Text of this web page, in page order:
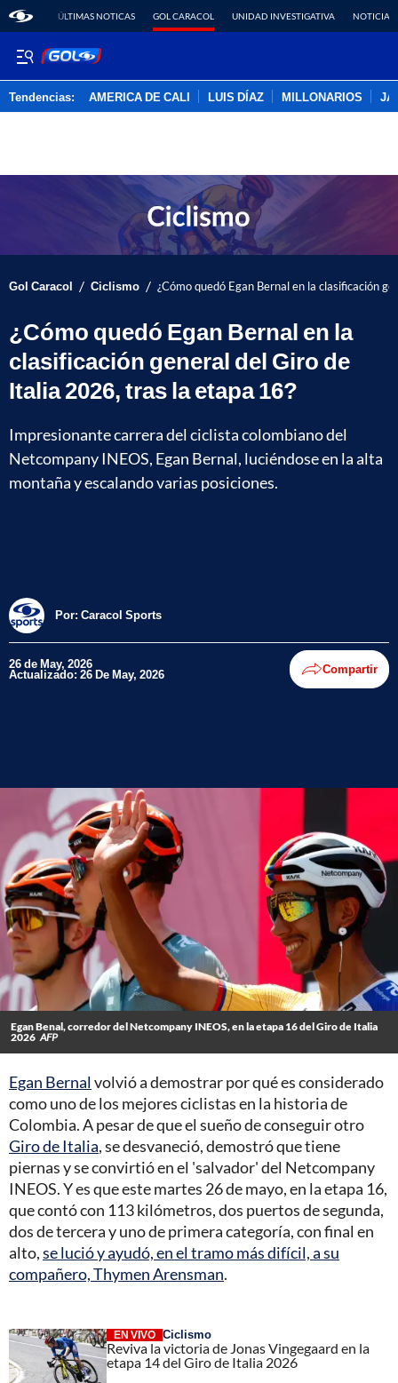
ÚLTIMAS NOTICAS GOL CARACOL UNIDAD INVESTIGATIVA NOTICIAS
Tendencias: AMERICA DE CALI LUIS DÍAZ MILLONARIOS
Gol Caracol / Ciclismo / ¿Cómo quedó Egan Bernal en la clasificación
¿Cómo quedó Egan Bernal en la
clasificación general del Giro de
Italia 2026, tras la etapa 16?
Impresionante carrera del ciclista colombiano del
Netcompany INEOS, Egan Bernal, luciéndose en la alta
montaña y escalando varias posiciones.
Por: Caracol Sports
26 de May, 2026
Actualizado: 26 De May, 2026 Compartir
Egan Benal, corredor del Netcompany INEOS, en la etapa 16 del Giro de Italia
2026 AFP
Egan Bernalvolvió a demostrar por qué es considerado
como uno de los mejores ciclistas en la historia de
Colombia. A pesar de que el sueño de conseguir otro
Giro de Italia, se desvaneció, demostró que tiene
piernas y se convirtió en el 'salvador' del Netcompany
INEOS. Y es que este martes 26 de mayo, en la etapa 16,
que contó con 113 kilómetros, dos puertos de segunda,
dos de tercera y uno de primera categoría, con final en
alto,se lució y ayudó, en el tramo más difícil, a su
compañero, Thymen Arensman.
EN VIVO Ciclismo
Reviva la victoria de Jonas Vingegaard en la
etapa 14 del Giro de Italia 2026